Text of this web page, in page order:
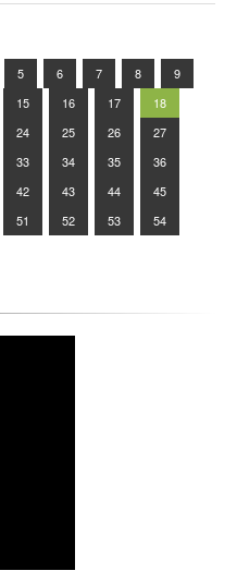
5 6 7 8
9
15 16 17
18
24 25 26
27
33 34 35
36
42 43 44
45
51 52 53
54